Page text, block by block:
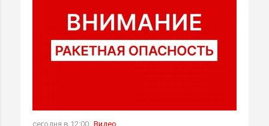
сегодня в 12:00 Видео